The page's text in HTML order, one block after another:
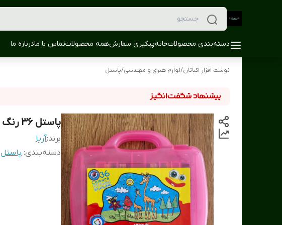
دسته‌بندی محصولاتخانهپیگیری سفارشهمه محصولاتتماس با مادرباره ما
نوشت افزار اکباتان/لوازم هنری و مهندسی/پاستل
پاستل 36 رنگ طلقی آریا
برند:آریا
دسته‌بندی: پاستل